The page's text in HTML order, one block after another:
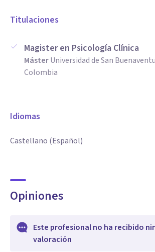
Titulaciones
Magister en Psicología Clínica
MásterUniversidad de San
Colombia
Idiomas
Castellano (Español)
Opiniones
Este profesional no ha recibido
valoración